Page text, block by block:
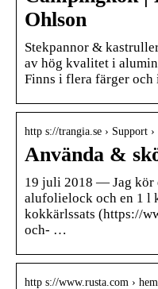
Ohlson
Stekpannor &
av hög kvalitet i
Finns i flera färger och
http s://trangia.se › Support
Använda &
19 juli 2018 — Jag kör
alufolielock och en 1 l
kokkärlssats (https://
och- …
http s://www.rusta.com ›